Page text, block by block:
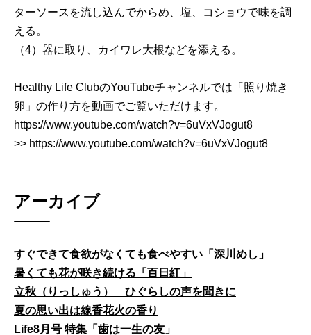
ターソースを流し込んでからめ、塩、コショウで味を調
える。
（4）器に取り、カイワレ大根などを添える。
Healthy Life ClubのYouTubeチャンネルでは「照り焼き
卵」の作り方を動画でご覧いただけます。
https://www.youtube.com/watch?v=6uVxVJogut8
>> https://www.youtube.com/watch?v=6uVxVJogut8
アーカイブ
すぐできて食欲がなくても食べやすい「深川めし」
暑くても花が咲き続ける「百日紅」
立秋（りっしゅう） ひぐらしの声を聞きに
夏の思い出は線香花火の香り
Life8月号 特集「歯は一生の友」